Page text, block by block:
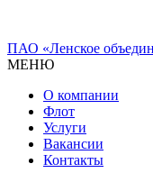
ПАО «Ленское
МЕНЮ
О компании
Флот
Услуги
Вакансии
Контакты